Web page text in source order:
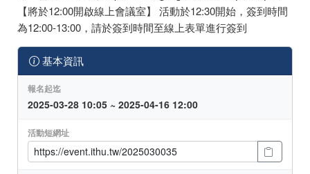
【將於12:00開啟線上會議室】 活動於12:30開始，簽到時間
為12:00-13:00，請於簽到時間至線上表單進行簽到
基本資訊
報名起迄
2025-03-28 10:05 ~ 2025-04-16 12:00
活動短網址